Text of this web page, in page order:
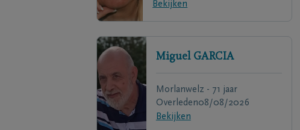
Bekijken
Miguel GARCIA
Morlanwelz - 71 jaar
Overleden08/08/2026
Bekijken